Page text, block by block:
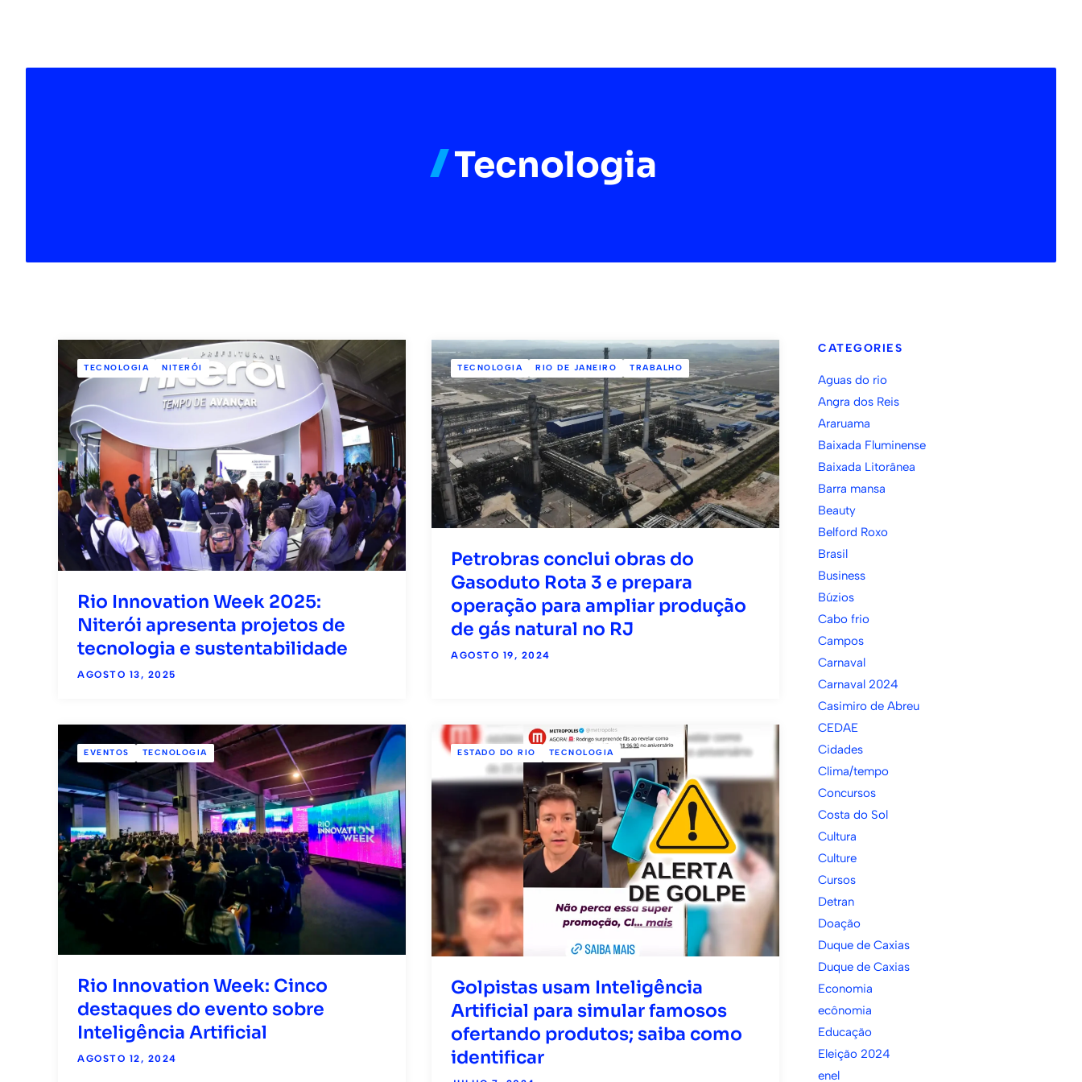
Tecnologia
TECNOLOGIA NITERÓI
Rio Innovation Week 2025:
Niterói apresenta projetos de
tecnologia e sustentabilidade
AGOSTO 13, 2025
TECNOLOGIA RIO DE JANEIRO TRABALHO
Petrobras conclui obras do
Gasoduto Rota 3 e prepara
operação para ampliar produção
de gás natural no RJ
AGOSTO 19, 2024
EVENTOS TECNOLOGIA
Rio Innovation Week: Cinco
destaques do evento sobre
Inteligência Artificial
AGOSTO 12, 2024
ESTADO DO RIO TECNOLOGIA
Golpistas usam Inteligência
Artificial para simular famosos
ofertando produtos; saiba como
identificar
CATEGORIES
Aguas do rio
Angra dos Reis
Araruama
Baixada Fluminense
Baixada Litorânea
Barra mansa
Beauty
Belford Roxo
Brasil
Business
Búzios
Cabo frio
Campos
Carnaval
Carnaval 2024
Casimiro de Abreu
CEDAE
Cidades
Clima/tempo
Concursos
Costa do Sol
Cultura
Culture
Cursos
Detran
Doação
Duque de Caxias
Duque de Caxias
Economia
ecônomia
Educação
Eleição 2024
enel